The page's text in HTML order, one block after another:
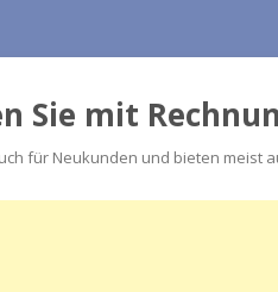
Sie mit
für Neukunden und bieten meist